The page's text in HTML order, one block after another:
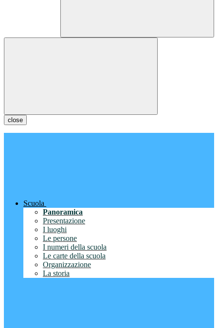
close
Scuola
Panoramica
Presentazione
I luoghi
Le persone
I numeri della scuola
Le carte della scuola
Organizzazione
La storia